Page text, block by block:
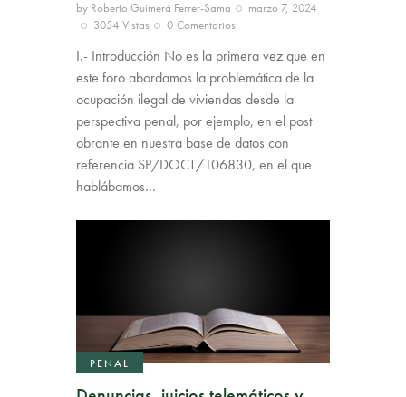
by Roberto Guimerá Ferrer-Sama
marzo 7, 2024
3054 Vistas 0 Comentarios
I.- Introducción No es la primera vez que en
este foro abordamos la problemática de la
ocupación ilegal de viviendas desde la
perspectiva penal, por ejemplo, en el post
obrante en nuestra base de datos con
referencia SP/DOCT/106830, en el que
hablábamos…
PENAL